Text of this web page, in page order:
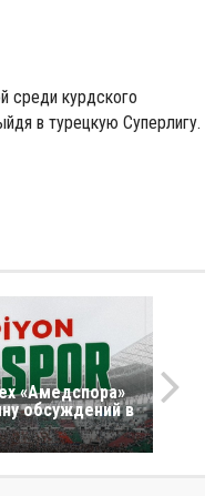
среди курдского
в турецкую Суперлигу.
«Амедспора»
обсуждений в